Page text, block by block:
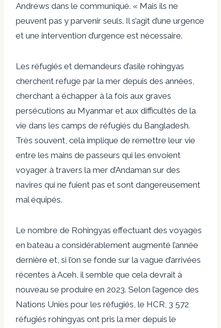
Andrews dans le communiqué. « Mais ils ne
peuvent pas y parvenir seuls. Il s’agit d’une urgence
et une intervention d’urgence est nécessaire.
Les réfugiés et demandeurs d’asile rohingyas
cherchent refuge par la mer depuis des années,
cherchant à échapper à la fois aux graves
persécutions au Myanmar et aux difficultés de la
vie dans les camps de réfugiés du Bangladesh.
Très souvent, cela implique de remettre leur vie
entre les mains de passeurs qui les envoient
voyager à travers la mer d’Andaman sur des
navires qui ne fuient pas et sont dangereusement
mal équipés.
Le nombre de Rohingyas effectuant des voyages
en bateau a considérablement augmenté l’année
dernière et, si l’on se fonde sur la vague d’arrivées
récentes à Aceh, il semble que cela devrait à
nouveau se produire en 2023. Selon l’agence des
Nations Unies pour les réfugiés, le HCR, 3 572
réfugiés rohingyas ont pris la mer depuis le